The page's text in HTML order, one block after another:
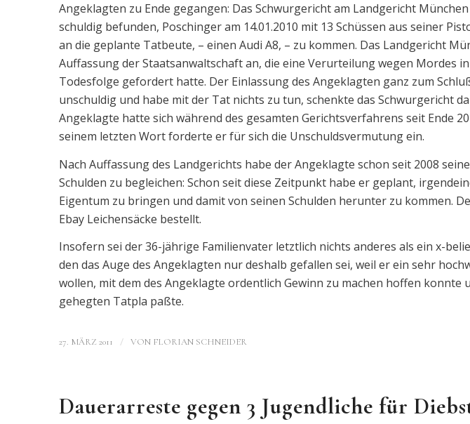
Angeklagten zu Ende gegangen: Das Schwurgericht am Landgericht
schuldig befunden, Poschinger am 14.01.2010 mit 13 Schüssen aus seiner
an die geplante Tatbeute, – einen Audi A8, – zu kommen. Das Landgericht
Auffassung der Staatsanwaltschaft an, die eine Verurteilung wegen Mordes
Todesfolge gefordert hatte. Der Einlassung des Angeklagten ganz zum
unschuldig und habe mit der Tat nichts zu tun, schenkte das Schwurgericht
Angeklagte hatte sich während des gesamten Gerichtsverfahrens seit Ende
seinem letzten Wort forderte er für sich die Unschuldsvermutung ein.
Nach Auffassung des Landgerichts habe der Angeklagte schon seit 2008
Schulden zu begleichen: Schon seit diese Zeitpunkt habe er geplant,
Eigentum zu bringen und damit von seinen Schulden herunter zu kommen.
Ebay Leichensäcke bestellt.
Insofern sei der 36-jährige Familienvater letztlich nichts anderes als ein x-
den das Auge des Angeklagten nur deshalb gefallen sei, weil er ein sehr
wollen, mit dem des Angeklagte ordentlich Gewinn zu machen hoffen konnte
gehegten Tatpla paßte.
27. MÄRZ 2011 / VON FLORIAN SCHNEIDER
Dauerarreste gegen 3 Jugendliche für